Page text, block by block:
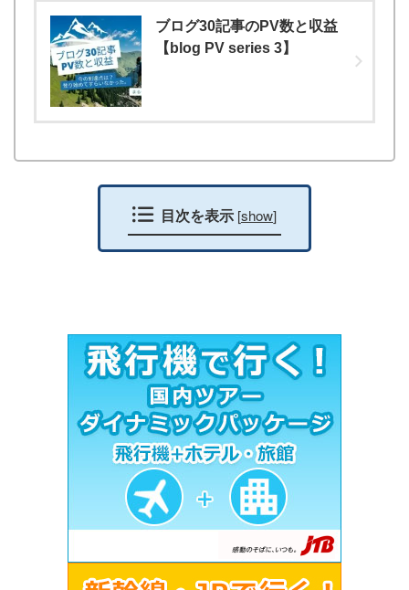
ブログ30記事のPV数と収益
【blog PV series 3】
目次を表示 [show]